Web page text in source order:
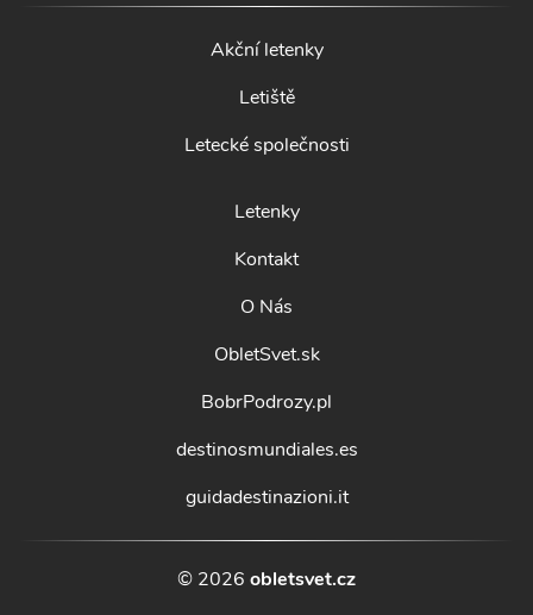
Akční letenky
Letiště
Letecké společnosti
Letenky
Kontakt
O Nás
ObletSvet.sk
BobrPodrozy.pl
destinosmundiales.es
guidadestinazioni.it
© 2026 obletsvet.cz